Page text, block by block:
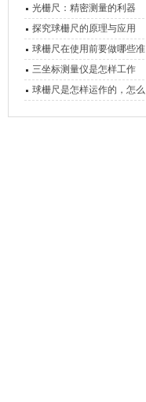
讲清
握万濠影像测量仪的六大核
心能力
光栅尺：精密测量的利器
探究球栅尺的原理与应用
球栅尺在使用前要做哪些准
备工作？
三坐标测量仪是怎样工作
的，功能有什么优势？
球栅尺是怎样运作的，怎么